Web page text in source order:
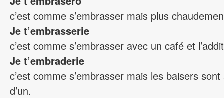
c’est comme s’embrasser mais plus
Je t’embrasserie
c’est comme s’embrasser avec un café et
Je t’embraderie
c’est comme s’embrasser mais les baisers
d’un.